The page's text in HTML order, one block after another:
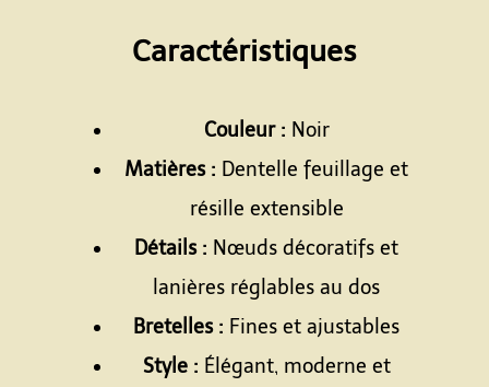
Caractéristiques
Couleur : Noir
Matières : Dentelle feuillage et
résille extensible
Détails : Nœuds décoratifs et
lanières réglables au dos
Bretelles : Fines et ajustables
Style : Élégant, moderne et